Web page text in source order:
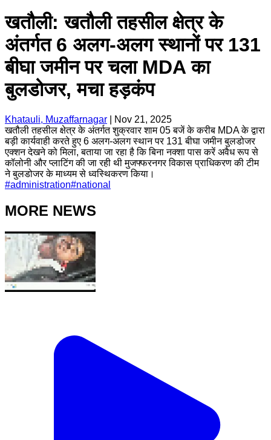
खतौली: खतौली तहसील क्षेत्र के
अंतर्गत 6 अलग-अलग स्थानों पर 131
बीघा जमीन पर चला MDA का
बुलडोजर, मचा हड़कंप
Khatauli, Muzaffarnagar
Nov 21, 2025
खतौली तहसील क्षेत्र के अंतर्गत शुक्रवार शाम 05 बजें के करीब MDA के द्वारा
बड़ी कार्यवाही करते हुए 6 अलग-अलग स्थान पर 131 बीघा जमीन बुलडोजर
एक्शन देखने को मिला, बताया जा रहा है कि बिना नक्शा पास करें अवैध रूप से
कॉलोनी और प्लाटिंग की जा रही थी मुजफ्फरनगर विकास प्राधिकरण की टीम
ने बुलडोजर के माध्यम से ध्वस्थिकरण किया।
#administration#national
MORE NEWS